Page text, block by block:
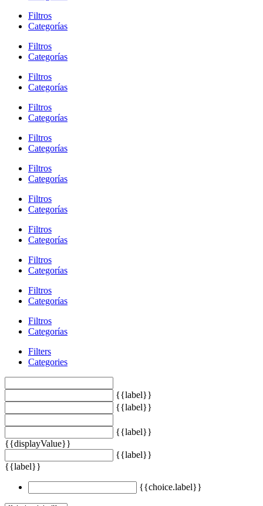
Filtros
Categorías
Filtros
Categorías
Filtros
Categorías
Filtros
Categorías
Filtros
Categorías
Filtros
Categorías
Filtros
Categorías
Filtros
Categorías
Filtros
Categorías
Filtros
Categorías
Filtros
Categorías
Filters
Categories
{{label}}
{{label}}
{{label}}
{{displayValue}}
{{label}}
{{label}}
{{choice.label}}